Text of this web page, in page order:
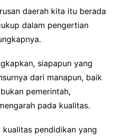
daerah kita itu berada
dalam pengertian
siapapun yang
dari manapun, baik
pemerintah,
pada kualitas.
kualitas pendidikan yang